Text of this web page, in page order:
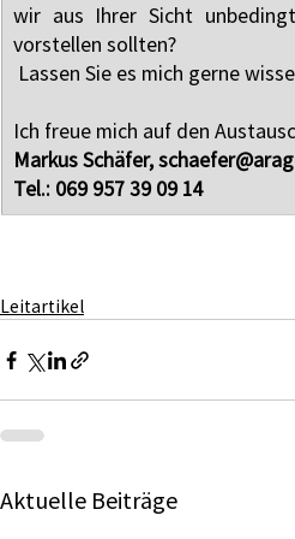
wir aus Ihrer Sicht
vorstellen sollten?
Lassen Sie es mich gerne
Ich freue mich auf den
Markus Schäfer,
Tel.: 069 957 39 09 14
Leitartikel
Aktuelle Beiträge